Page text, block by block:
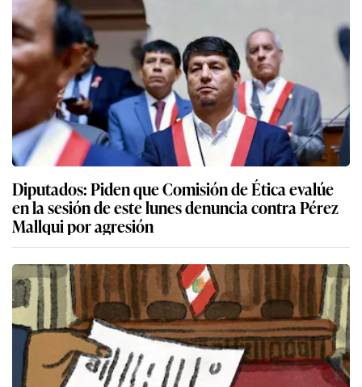
Diputados: Piden que Comisión de Ética evalúe
en la sesión de este lunes denuncia contra Pérez
Mallqui por agresión